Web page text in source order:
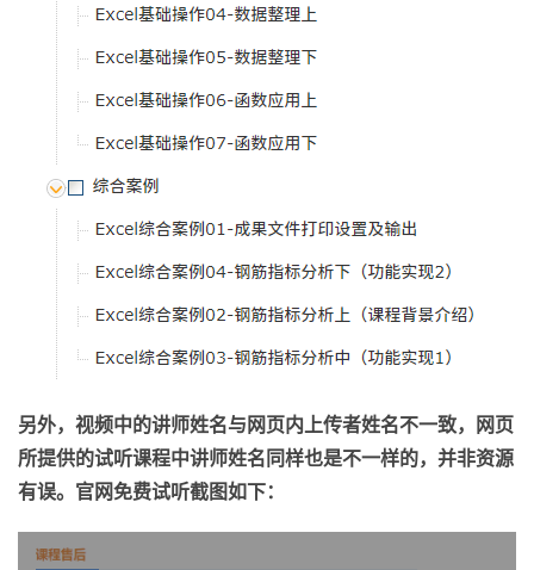
另外，视频中的讲师姓名与网页内上传者姓名不一致，网页
所提供的试听课程中讲师姓名同样也是不一样的，并非资源
有误。官网免费试听截图如下：